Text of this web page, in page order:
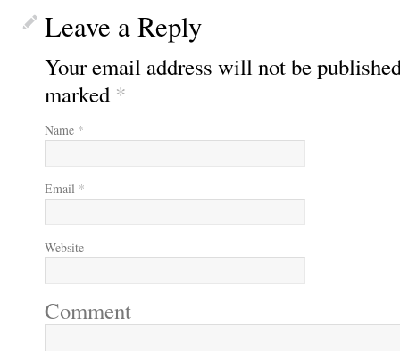
Leave a Reply
Your email address will not be
marked *
Name *
Email *
Website
Comment